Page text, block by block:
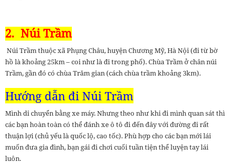
2. Núi Trầm
Núi Trầm thuộc xã Phụng Châu, huyện Chương Mỹ, Hà Nội (đi từ bờ
hồ là khoảng 25km – coi như là đi trong phố). Chùa Trầm ở chân núi
Trầm, gần đó có chùa Trăm gian (cách chùa trầm khoảng 3km).
Hướng dẫn đi Núi Trầm
Mình di chuyển bằng xe máy. Nhưng theo như khi đi mình quan sát thì
các bạn hoàn toàn có thể đánh xe ô tô đi đến đây với đường đi rất
thuận lợi (chủ yếu là quốc lộ, cao tốc). Phù hợp cho các bạn mới lái
muốn đưa gia đình, bạn gái đi chơi cuối tuần tiện thể luyện tay lái
luôn.